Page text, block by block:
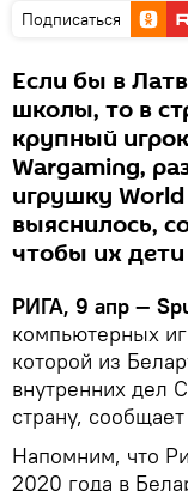
Подписаться
Если бы в
школы, то в
крупный
Wargaming,
игрушку
выяснилось,
чтобы их
РИГА, 9 апр —
компьютерных
которой из
внутренних дел
страну, сообщает
Напомним, что
2020 года в